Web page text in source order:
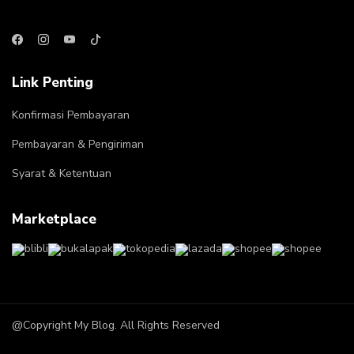
Link Penting
Konfirmasi Pembayaran
Pembayaran & Pengiriman
Syarat & Ketentuan
Marketplace
@Copyright My Blog. All Rights Reserved